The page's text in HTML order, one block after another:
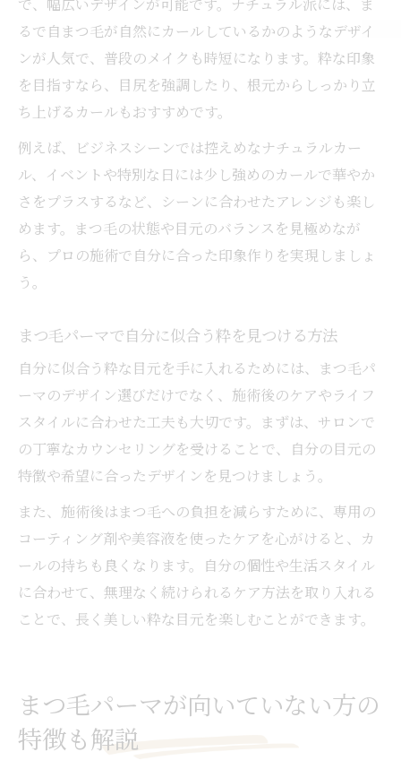
るで自まつ毛が自然にカールしているかのようなデザイ
ンが人気で、普段のメイクも時短になります。粋な印象
を目指すなら、目尻を強調したり、根元からしっかり立
ち上げるカールもおすすめです。
例えば、ビジネスシーンでは控えめなナチュラルカー
ル、イベントや特別な日には少し強めのカールで華やか
さをプラスするなど、シーンに合わせたアレンジも楽し
めます。まつ毛の状態や目元のバランスを見極めなが
ら、プロの施術で自分に合った印象作りを実現しましょ
う。
まつ毛パーマで自分に似合う粋を見つける方法
自分に似合う粋な目元を手に入れるためには、まつ毛パ
ーマのデザイン選びだけでなく、施術後のケアやライフ
スタイルに合わせた工夫も大切です。まずは、サロンで
の丁寧なカウンセリングを受けることで、自分の目元の
特徴や希望に合ったデザインを見つけましょう。
また、施術後はまつ毛への負担を減らすために、専用の
コーティング剤や美容液を使ったケアを心がけると、カ
ールの持ちも良くなります。自分の個性や生活スタイル
に合わせて、無理なく続けられるケア方法を取り入れる
ことで、長く美しい粋な目元を楽しむことができます。
まつ毛パーマが向いていない方の
特徴も解説